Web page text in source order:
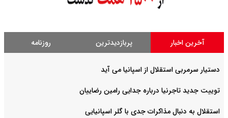
آخرین اخبار پربازدیدترین روزنامه
دستیار سرمربی استقلال از اسپانیا می آید
توییت جدید تاجرنیا درباره جدایی رامین رضاییان
استقلال به دنبال مذاکرات جدی با گلر اسپانیایی